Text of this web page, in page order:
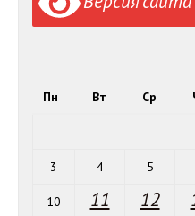
Пн
Вт Ср
3 4 5
10 11 12